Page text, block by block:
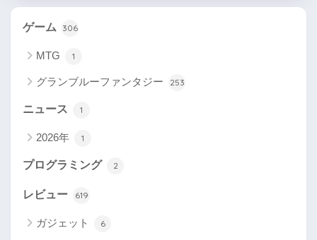
ゲーム 306
MTG 1
グランブルーファンタジー 253
ニュース 1
2026年 1
プログラミング 2
レビュー 619
ガジェット 6